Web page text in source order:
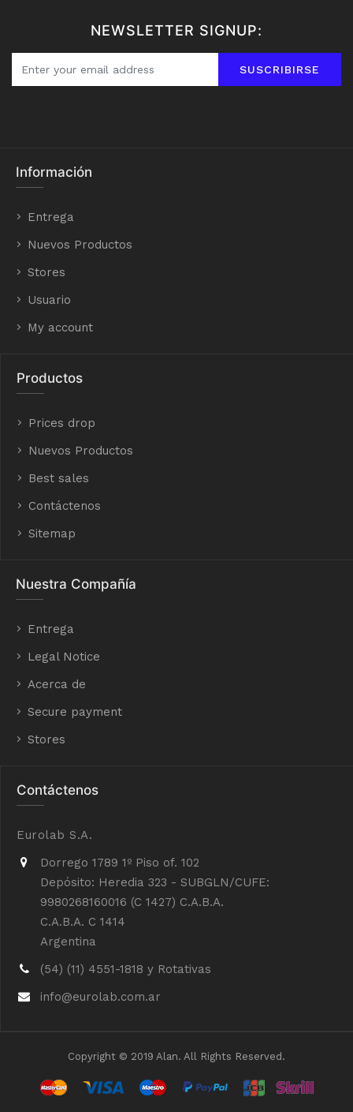
NEWSLETTER SIGNUP:
SUSCRIBIRSE
Información
Entrega
Nuevos Productos
Stores
Usuario
My account
Productos
Prices drop
Nuevos Productos
Best sales
Contáctenos
Sitemap
Nuestra Compañía
Entrega
Legal Notice
Acerca de
Secure payment
Stores
Contáctenos
Eurolab S.A.
Dorrego 1789 1º Piso of. 102
Depósito: Heredia 323 - SUBGLN/CUFE:
9980268160016 (C 1427) C.A.B.A.
C.A.B.A. C 1414
Argentina
(54) (11) 4551-1818 y Rotativas
info@eurolab.com.ar
Copyright © 2019 Alan. All Rights Reserved.